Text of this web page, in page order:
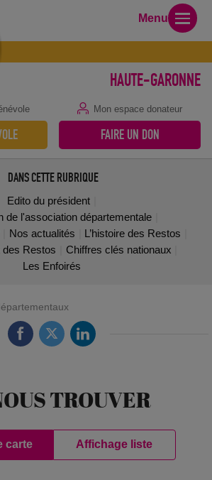
HAUTE-GARONNE
Mon espace donateur
FAIRE UN DON
Menu
DANS CETTE RUBRIQUE
Edito du président
de l'association départementale
Nos actualités
L’histoire des Restos
des Restos
Chiffres clés nationaux
Les Enfoirés
TROUVER
carte Affichage liste